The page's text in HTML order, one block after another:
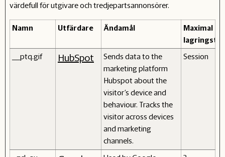
värdefull för utgivare och tredjepartsannonsörer.
Namn Utfärdare Ändamål
Maximal
lagringstid
__ptq.gif
HubSpot
Sends data to the
marketing platform
Hubspot about the
visitor's device and
behaviour. Tracks the
visitor across devices
and marketing
channels.
Session